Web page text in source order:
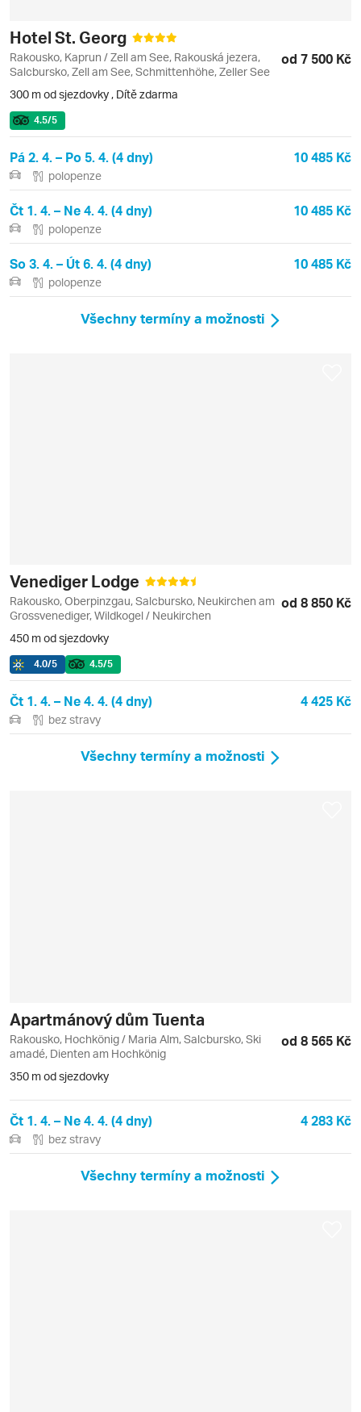
Hotel St. Georg
Rakousko, Kaprun / Zell am See, Rakouská jezera,
Salcbursko, Zell am See, Schmittenhöhe, Zeller See
od 7 500 Kč
300 m od sjezdovky , Dítě zdarma
4.5/5
Pá 2. 4. – Po 5. 4. (4 dny) 10 485 Kč
polopenze
Čt 1. 4. – Ne 4. 4. (4 dny) 10 485 Kč
polopenze
So 3. 4. – Út 6. 4. (4 dny) 10 485 Kč
polopenze
Všechny termíny a možnosti
Venediger Lodge
Rakousko, Oberpinzgau, Salcbursko, Neukirchen am
Grossvenediger, Wildkogel / Neukirchen
od 8 850 Kč
450 m od sjezdovky
4.0/5 4.5/5
Čt 1. 4. – Ne 4. 4. (4 dny) 4 425 Kč
bez stravy
Všechny termíny a možnosti
Apartmánový dům Tuenta
Rakousko, Hochkönig / Maria Alm, Salcbursko, Ski
amadé, Dienten am Hochkönig
od 8 565 Kč
350 m od sjezdovky
Čt 1. 4. – Ne 4. 4. (4 dny) 4 283 Kč
bez stravy
Všechny termíny a možnosti